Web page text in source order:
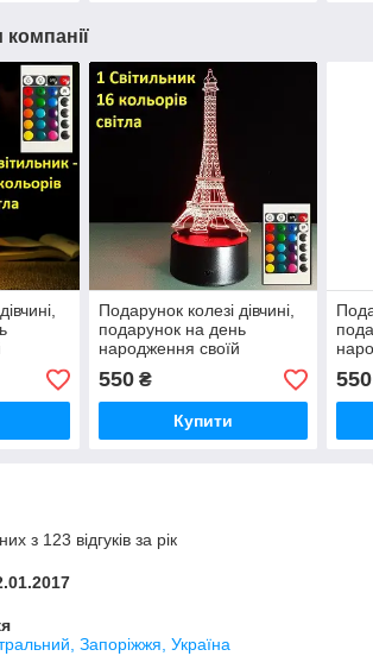
компанії
на
Подарунок колезі дівчині,
подарунок на день
народження своїй
дружині, подарунок на
день закоханих дівчині
550₴
Купити
550
з 123 відгуків за рік
Запоріжжя, Україна